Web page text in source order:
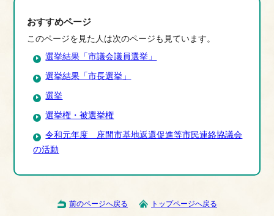
おすすめページ
このページを見た人は次のページも見ています。
選挙結果「市議会議員選挙」
選挙結果「市長選挙」
選挙
選挙権・被選挙権
令和元年度 座間市基地返還促進等市民連絡協議会
の活動
前のページへ戻る トップページへ戻る